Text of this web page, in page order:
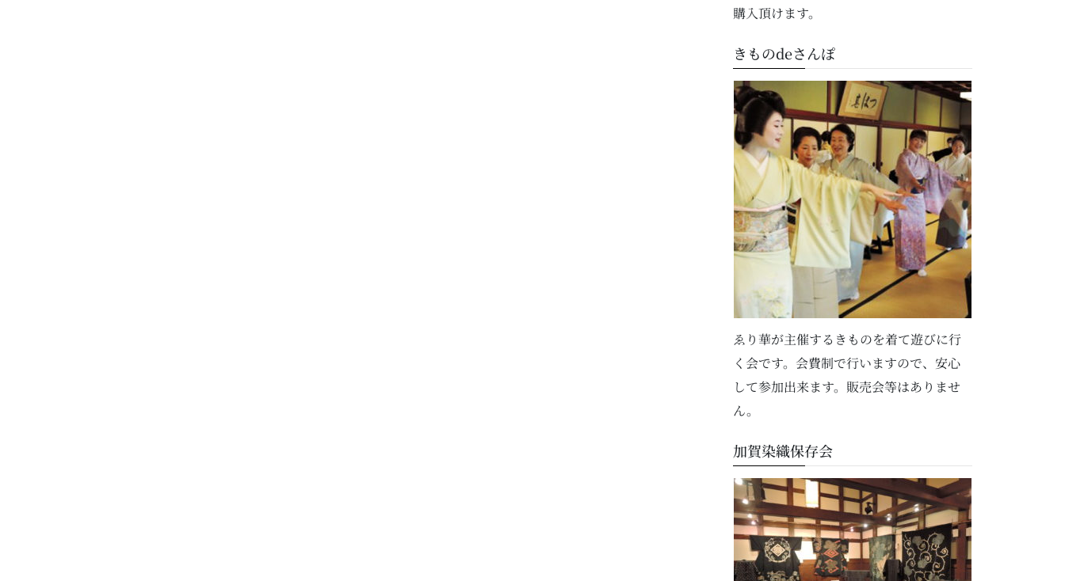
購入頂けます。
きものdeさんぽ
ゑり華が主催するきものを着て遊びに行
く会です。会費制で行いますので、安心
して参加出来ます。販売会等はありませ
ん。
加賀染織保存会